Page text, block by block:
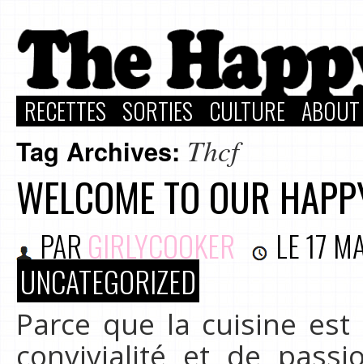
RECETTES SORTIES CULTURE
Tag Archives: Thcf
WELCOME TO OUR
PAR GIRLYCOOKER LE17
UNCATEGORIZED
Parce que la cuisine
convivialité et de